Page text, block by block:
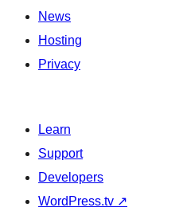
News
Hosting
Privacy
Learn
Support
Developers
WordPress.tv ↗